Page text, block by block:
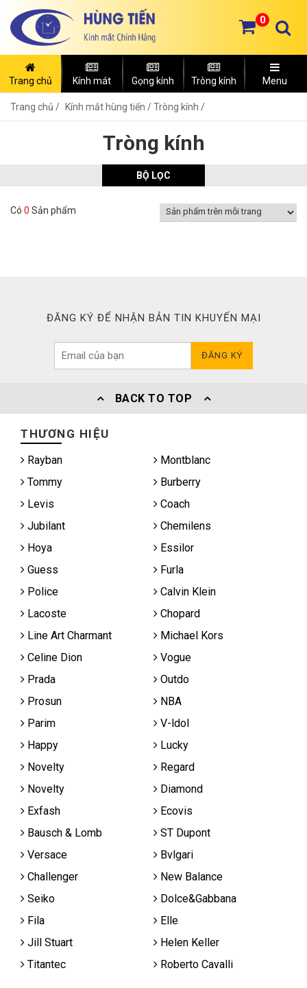
0
Trang chủ Kính mát Gọng kính Tròng kính Menu
Trang chủ Kính mắt hùng tiến /Tròng kính /
Tròng kính
BỘ LỌC
Có 0 Sản phẩm
ĐĂNG KÝ ĐỂ NHẬN BẢN TIN KHUYẾN MẠI
ĐĂNG KÝ
BACK TO TOP
THƯƠNG HIỆU
Rayban
Montblanc
Tommy
Burberry
Levis
Coach
Jubilant
Chemilens
Hoya
Essilor
Guess
Furla
Police
Calvin Klein
Lacoste
Chopard
Line Art Charmant
Michael Kors
Celine Dion
Vogue
Prada
Outdo
Prosun
NBA
Parim
V-ldol
Happy
Lucky
Novelty
Regard
Novelty
Diamond
Exfash
Ecovis
Bausch & Lomb
ST Dupont
Versace
Bvlgari
Challenger
New Balance
Seiko
Dolce&Gabbana
Fila
Elle
Jill Stuart
Helen Keller
Titantec
Roberto Cavalli